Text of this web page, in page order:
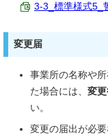
3-3_標準様式5_
変更届
事業所の名称や
た場合には、 変
い。
変更の届出が必